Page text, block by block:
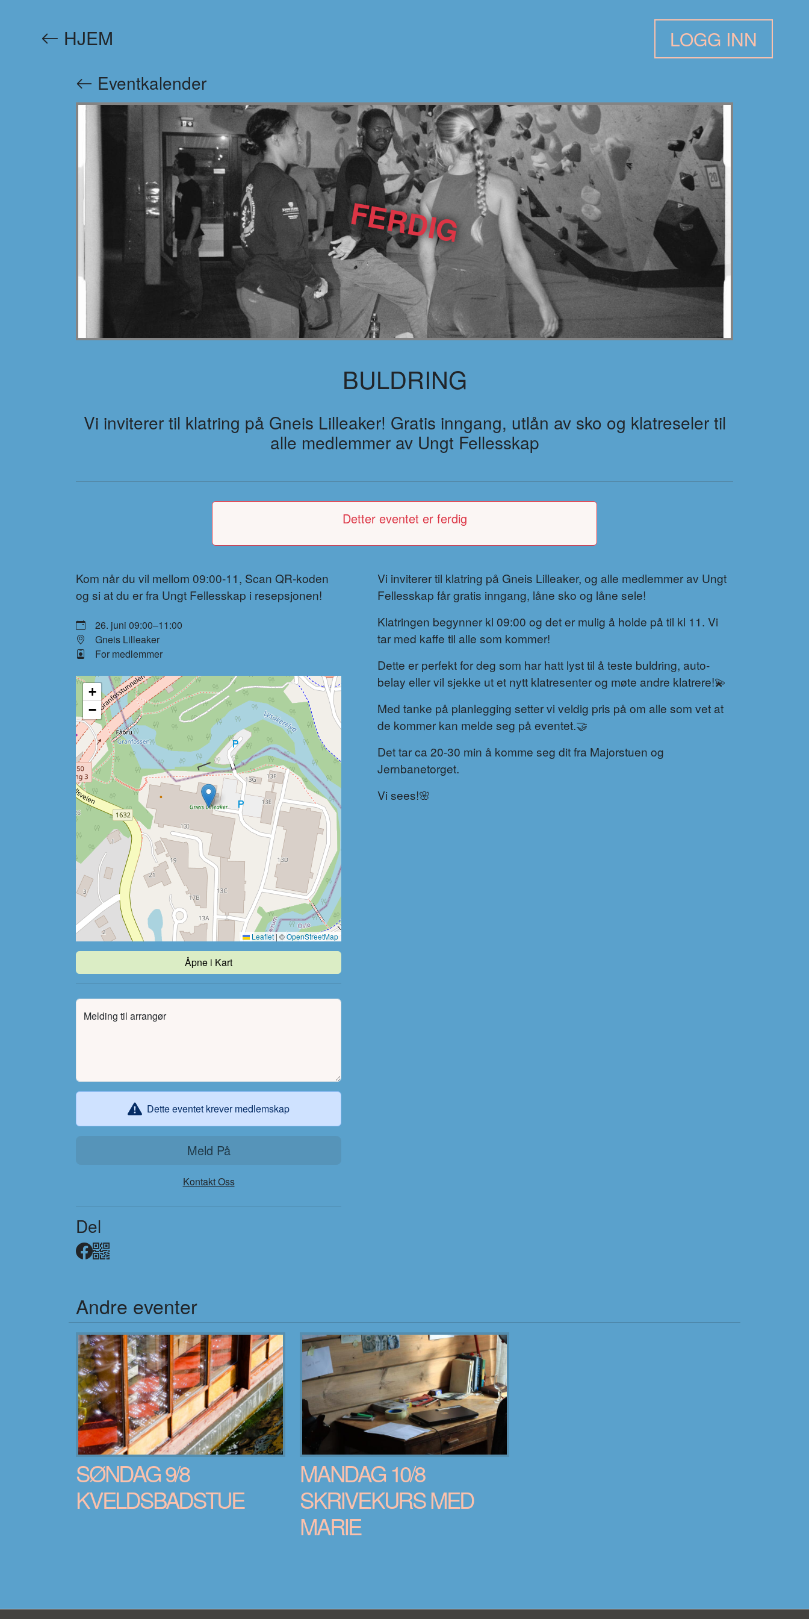
HJEM LOGG INN
Eventkalender
FERDIG
BULDRING
Vi inviterer til klatring på Gneis Lilleaker! Gratis inngang, utlån av sko og klatreseler til
alle medlemmer av Ungt Fellesskap
Detter eventet er ferdig
Kom når du vil mellom 09:00-11, Scan QR-koden
og si at du er fra Ungt Fellesskap i resepsjonen!
26. juni 09:00–11:00
Gneis Lilleaker
For medlemmer
+
−
Leaflet | ©OpenStreetMap
Åpne i Kart
Melding til arrangør
Dette eventet krever medlemskap
Meld På
Kontakt Oss
Del
Facebook
QR
Vi inviterer til klatring på Gneis Lilleaker, og alle medlemmer av Ungt
Fellesskap får gratis inngang, låne sko og låne sele!
Klatringen begynner kl 09:00 og det er mulig å holde på til kl 11. Vi
tar med kaffe til alle som kommer!
Dette er perfekt for deg som har hatt lyst til å teste buldring, auto-
belay eller vil sjekke ut et nytt klatresenter og møte andre klatrere!💫
Med tanke på planlegging setter vi veldig pris på om alle som vet at
de kommer kan melde seg på eventet.🤝
Det tar ca 20-30 min å komme seg dit fra Majorstuen og
Jernbanetorget.
Vi sees!🌸
Andre eventer
SØNDAG 9/8
KVELDSBADSTUE
MANDAG 10/8
SKRIVEKURS MED
MARIE